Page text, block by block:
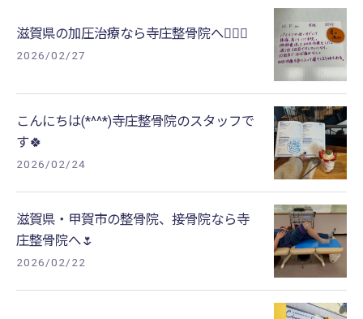
滋賀県の加圧治療なら寺庄整骨院へ💁🏻‍♂️
2026/02/27
こんにちは(*^^*)寺庄整骨院のスタッフで
す🍀
2026/02/24
滋賀県・甲賀市の整骨院、接骨院なら寺
庄整骨院へ🌷
2026/02/22